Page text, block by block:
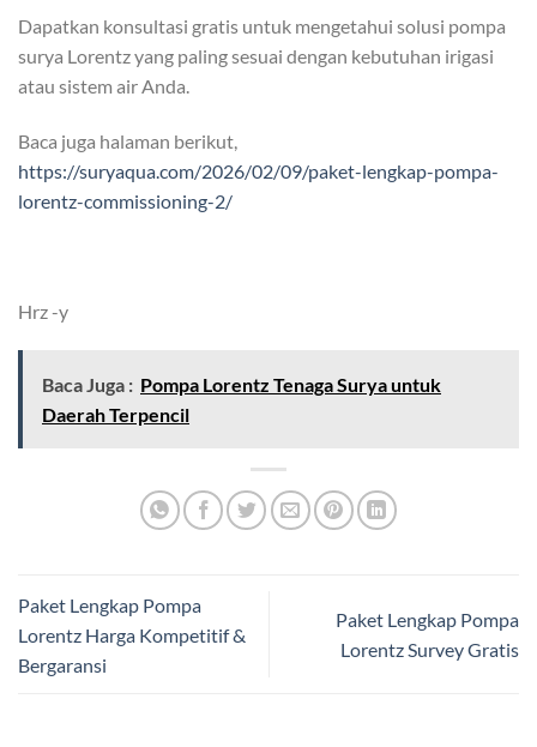
Dapatkan konsultasi gratis untuk mengetahui solusi pompa
surya Lorentz yang paling sesuai dengan kebutuhan irigasi
atau sistem air Anda.
Baca juga halaman berikut,
https://suryaqua.com/2026/02/09/paket-lengkap-pompa-
lorentz-commissioning-2/
Hrz -y
Baca Juga : Pompa Lorentz Tenaga Surya untuk
Daerah Terpencil
Paket Lengkap Pompa
Lorentz Harga Kompetitif &
Bergaransi
Paket Lengkap Pompa
Lorentz Survey Gratis